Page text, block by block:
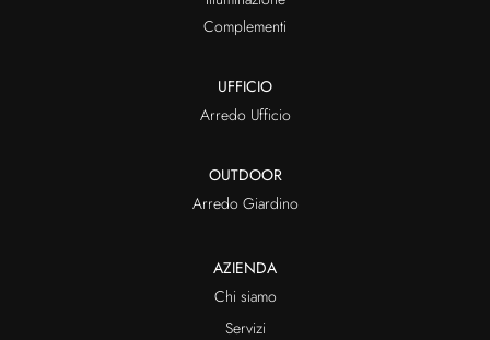
Complementi
UFFICIO
Arredo Ufficio
OUTDOOR
Arredo Giardino
AZIENDA
Chi siamo
Servizi